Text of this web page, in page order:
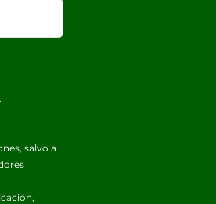
salvo a